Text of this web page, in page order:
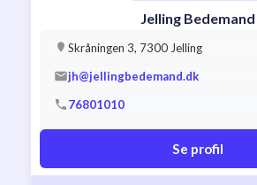
Jelling Bedemand
Skråningen 3, 7300 Jelling
jh@jellingbedemand.dk
76801010
Se profil